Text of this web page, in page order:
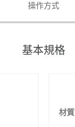
操作方式
基本規格
材質